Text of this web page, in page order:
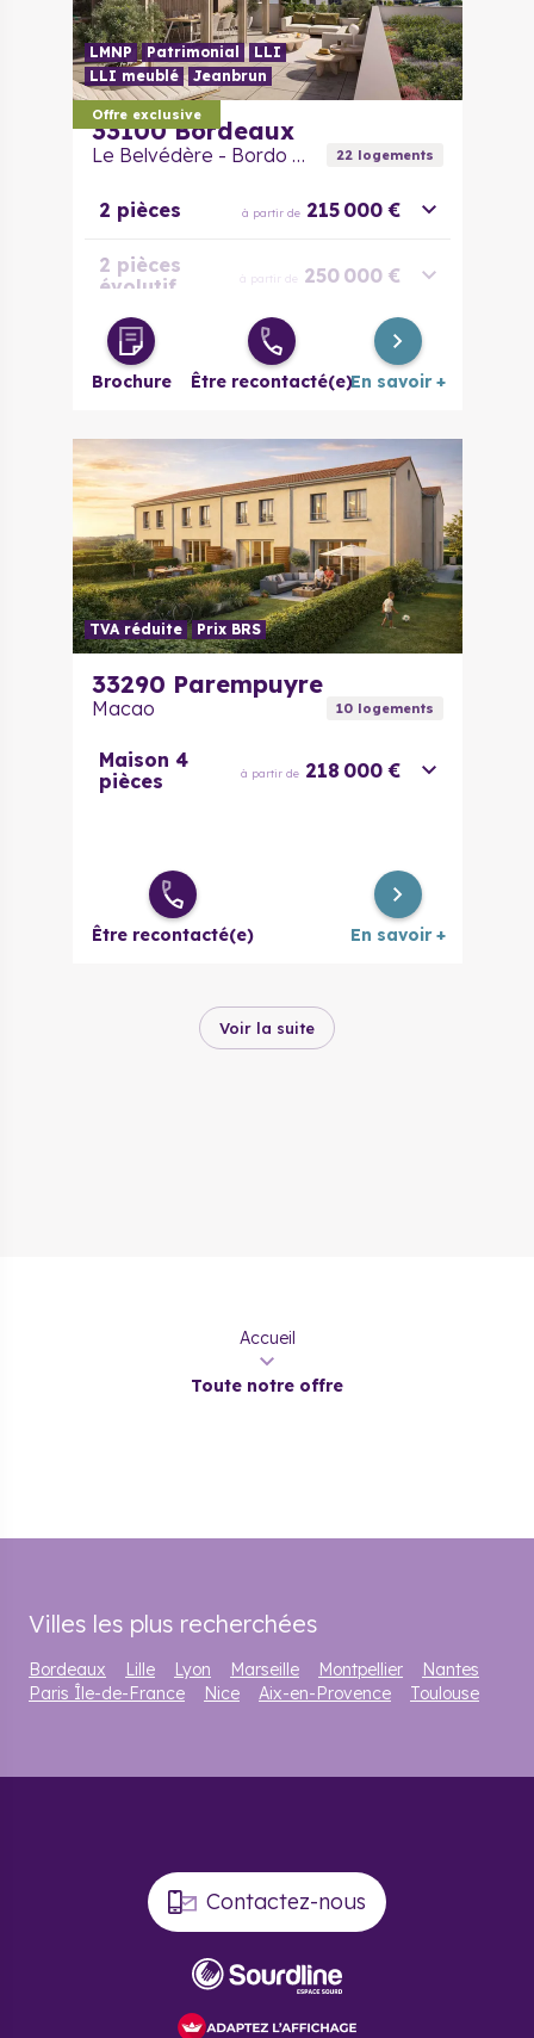
Offre exclusive
LMNP Patrimonial
LLI
LLI meublé
Jeanbrun
33100 Bordeaux
Le Belvédère - Bordo Tempo 22logements
2 pièces à partir de 215 000 €
2 pièces
évolutif
à partir de 250 000 €
3 pièces à partir de 273 000 €
4 pièces à partir de 376 000 €
5 pièces à partir de 445 000 €
Brochure Être recontacté(e)En savoir +
TVA réduite Prix BRS
33290 Parempuyre
Macao 10logements
Maison 4
pièces
à partir de 218 000 €
Être recontacté(e) En savoir +
Voir la suite
Accueil
Toute notre offre
Villes les plus recherchées
Bordeaux Lille Lyon Marseille Montpellier
Nantes
Paris Île-de-France
Nice Aix-en-Provence Toulouse
Contactez-nous